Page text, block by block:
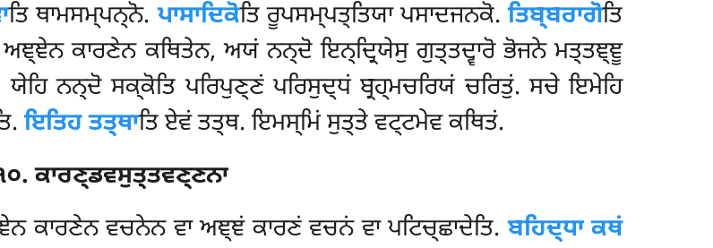
ਤਿ ਥਾਮਸਮ੍ਪਨ੍ਨੋ.ਪਾਸਾਦਿਕੋਤਿਰੂਪਸਮ੍ਪਤ੍ਤਿਯਾ ਪਸਾਦਜਨਕੋ.ਤਿਬ੍ਬਰਾਗੋਤਿ
ਅਞ੍ਞੇਨ ਕਾਰਣੇਨਕਥਿਤੇਨ, ਅਯਂ ਨਨ੍ਦੋ ਇਨ੍ਦ੍ਰਿਯੇਸੁ ਗੁਤ੍ਤਦ੍ਵਾਰੋ ਭੋਜਨੇ ਮਤ੍ਤਞ੍ਞੂ
ਨਨ੍ਦੋ ਸਕ੍ਕੋਤਿ ਪਰਿਪੁਣ੍ਣਂ ਪਰਿਸੁਦ੍ਧਂ ਬ੍ਰਹ੍ਮਚਰਿਯਂ ਚਰਿਤੁਂ. ਸਚੇ ਇਮੇਹਿ
ਇਤਿਹ ਤਤ੍ਥਾਤਿ ਏਵਂ ਤਤ੍ਥ. ਇਮਸ੍ਮਿਂ ਸੁਤ੍ਤੇ ਵਟ੍ਟਮੇਵ ਕਥਿਤਂ.
ਕਾਰਣ੍ਡਵਸੁਤ੍ਤਵਣ੍ਣਨਾ
ਕਾਰਣੇਨ ਵਚਨੇਨ ਵਾ ਅਞ੍ਞਂ ਕਾਰਣਂ ਵਚਨਂ ਵਾ ਪਟਿਚ੍ਛਾਦੇਤਿ.ਬਹਿਦ੍ਧਾ ਕਥਂ